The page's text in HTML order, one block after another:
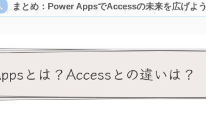
まとめ：Power AppsでAccessの未来を広げよう
とは？Accessとの違いは？